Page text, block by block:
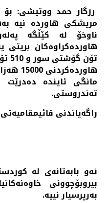
رزگار حمد ووتیشی:
مریشكی هاورده‌ نیه‌
ناوخۆ له‌ كێڵگه‌
مانگی ئاینده‌ ده‌درێت
ته‌ندروستی.
راگه‌یاندنی
ئه‌و بابه‌تانه‌ی له‌
بیروبۆچوونی
به‌رپرسیار نییه‌.